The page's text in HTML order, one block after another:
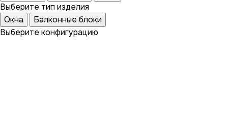
Выберите тип изделия
Окна
Балконные блоки
Выберите конфигурацию